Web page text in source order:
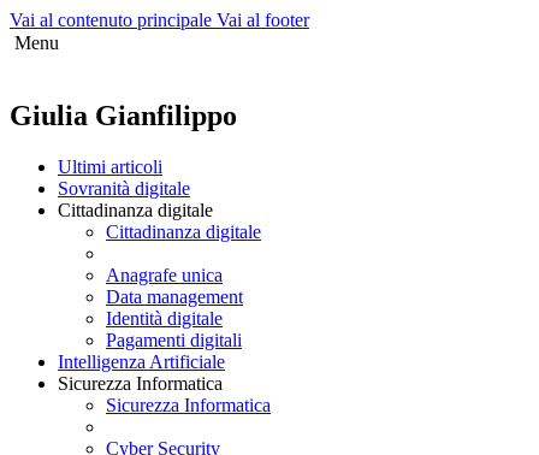
Vai al contenuto principale Vai al footer
Menu
Giulia Gianfilippo
Ultimi articoli
Sovranità digitale
Cittadinanza digitale
Cittadinanza digitale
Anagrafe unica
Data management
Identità digitale
Pagamenti digitali
Intelligenza Artificiale
Sicurezza Informatica
Sicurezza Informatica